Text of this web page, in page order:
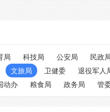
局 科技局 公安局 民政
文旅局 卫健委 退役军人
动办 粮食局 政务局 管